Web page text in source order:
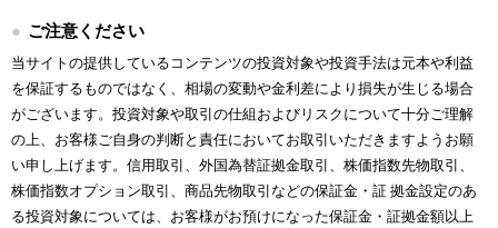
ご注意ください
当サイトの提供しているコンテンツの投資対象や投資手法は元本や利益
を保証するものではなく、相場の変動や金利差により損失が生じる場合
がございます。投資対象や取引の仕組およびリスクについて十分ご理解
の上、お客様ご自身の判断と責任においてお取引いただきますようお願
い申し上げます。信用取引、外国為替証拠金取引、株価指数先物取引、
株価指数オプション取引、商品先物取引などの保証金・証 拠金設定のあ
る投資対象については、お客様がお預けになった保証金・証拠金額以上